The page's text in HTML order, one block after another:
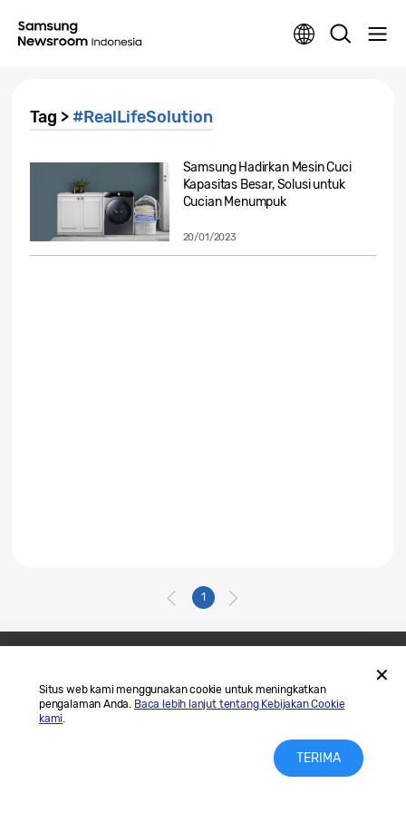
Situs web kami menggunakan cookie untuk meningkatkan
pengalaman Anda. Baca lebih lanjut tentang Kebijakan Cookie
kami.
TERIMA
Tag >#RealLifeSolution
Samsung Hadirkan Mesin Cuci
Kapasitas Besar, Solusi untuk
Cucian Menumpuk
20/01/2023
1
Hubungi Kami
SAMSUNG.COM
Legal
Privasi